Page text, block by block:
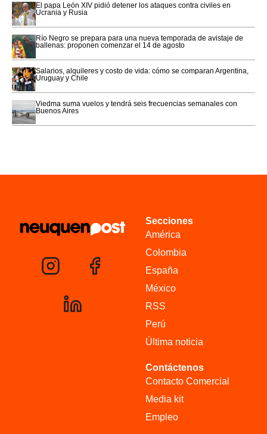
El papa León XIV pidió detener los ataques contra civiles en
Ucrania y Rusia
Río Negro se prepara para una nueva temporada de avistaje de
ballenas: proponen comenzar el 14 de agosto
Salarios, alquileres y costo de vida: cómo se comparan Argentina,
Uruguay y Chile
Viedma suma vuelos y tendrá seis frecuencias semanales con
Buenos Aires
Secciones
América
Colombia
España
México
RSS
Perú
Última noticia
Contáctenos
Contacto Comercial
Media kit
Empleo